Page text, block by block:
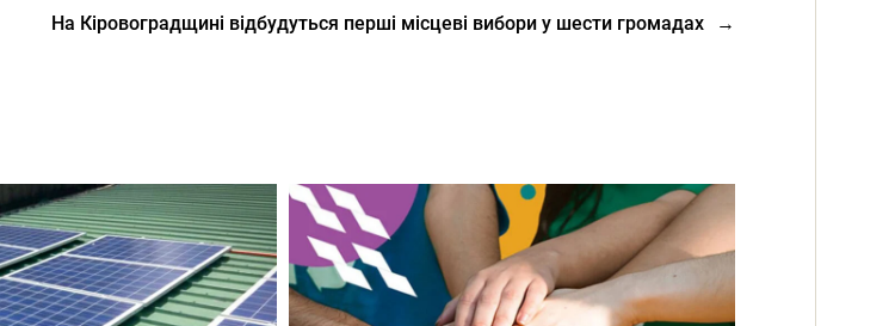
→
На Кіровоградщині відбудуться перші місцеві вибори у шести громадах